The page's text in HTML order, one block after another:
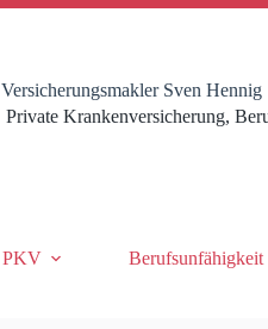
Versicherungsmakler Sven Hennig
Private Krankenversicherung,
PKV Berufsunfähigkeit